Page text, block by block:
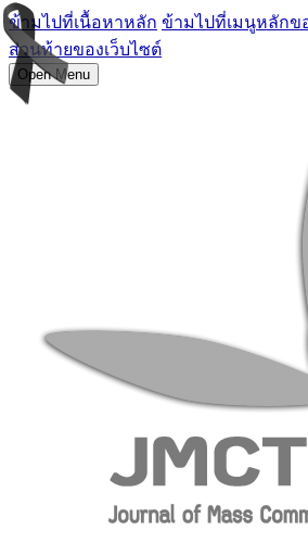
ข้ามไปที่เนื้อหาหลัก ข้ามไปที่เมนูหลักข
ส่วนท้ายของเว็บไซต์
Open Menu